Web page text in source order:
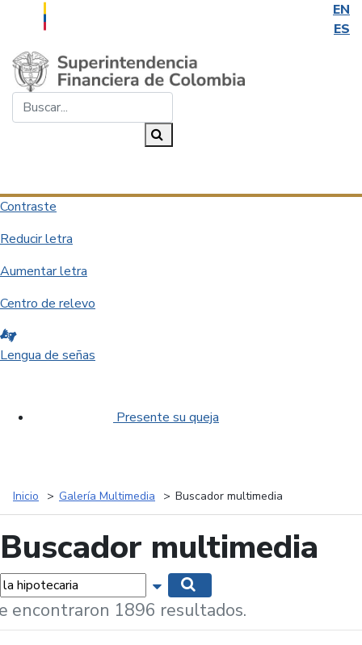
EN
ES
Saltar al contenido principal
Contraste
Reducir letra
Aumentar letra
Centro de relevo
Lengua de señas
Presente su queja
Inicio Galería Multimedia Buscador multimedia
Buscador multimedia
Mostrar opciones de búsqueda
encontraron 1896 resultados.